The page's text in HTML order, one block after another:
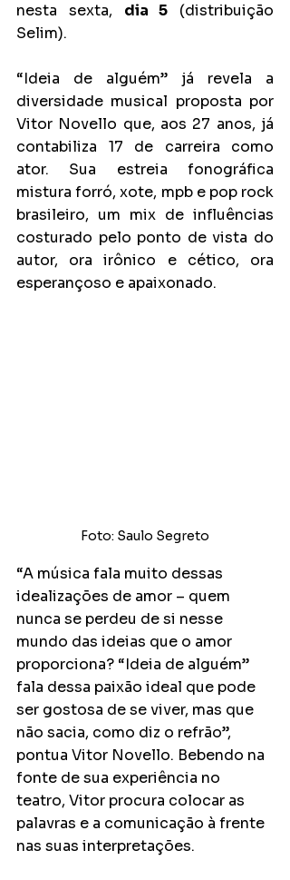
nesta sexta, dia 5 (distribuição
Selim).
“Ideia de alguém” já revela a
diversidade musical proposta por
Vitor Novello que, aos 27 anos, já
contabiliza 17 de carreira como
ator. Sua estreia fonográfica
mistura forró, xote, mpb e pop rock
brasileiro, um mix de influências
costurado pelo ponto de vista do
autor, ora irônico e cético, ora
esperançoso e apaixonado.
Foto: Saulo Segreto
“A música fala muito dessas
idealizações de amor – quem
nunca se perdeu de si nesse
mundo das ideias que o amor
proporciona? “Ideia de alguém”
fala dessa paixão ideal que pode
ser gostosa de se viver, mas que
não sacia, como diz o refrão”,
pontua Vitor Novello. Bebendo na
fonte de sua experiência no
teatro, Vitor procura colocar as
palavras e a comunicação à frente
nas suas interpretações.